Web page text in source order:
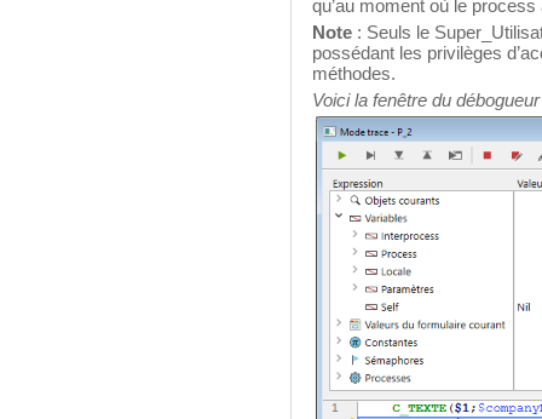
qu’au moment où le
Note : Seuls le
possédant les privilèges
méthodes.
Voici la fenêtre du